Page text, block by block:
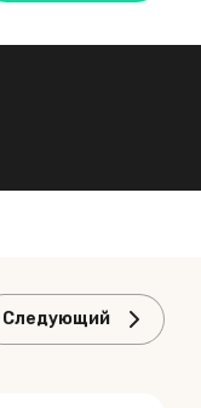
Следующий